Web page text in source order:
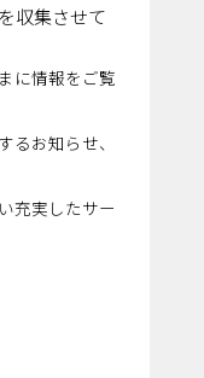
収集させて
に情報をご覧
るお知らせ、
充実したサー